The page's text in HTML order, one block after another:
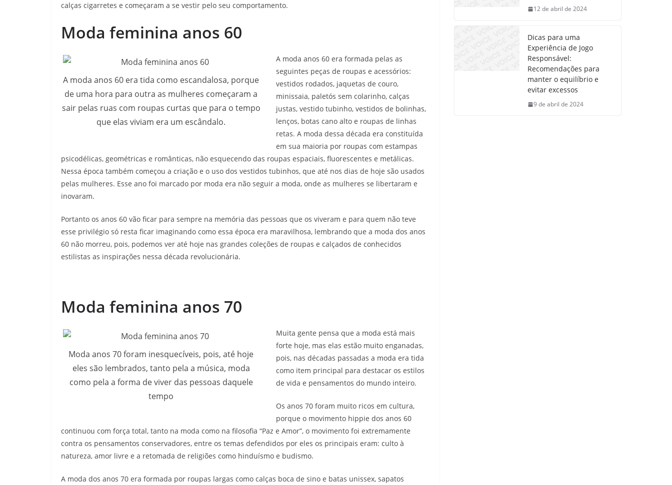
calças cigarretes e começaram a se vestir pelo seu comportamento.
Moda feminina anos 60
A moda anos 60 era tida como escandalosa, porque
de uma hora para outra as mulheres começaram a
sair pelas ruas com roupas curtas que para o tempo
que elas viviam era um escândalo.
A moda anos 60 era formada pelas as
seguintes peças de roupas e acessórios:
vestidos rodados, jaquetas de couro,
minissaia, paletós sem colarinho, calças
justas, vestido tubinho, vestidos de bolinhas,
lenços, botas cano alto e roupas de linhas
retas. A moda dessa década era constituída
em sua maioria por roupas com estampas
psicodélicas, geométricas e românticas, não esquecendo das roupas espaciais, fluorescentes e metálicas.
Nessa época também começou a criação e o uso dos vestidos tubinhos, que até nos dias de hoje são usados
pelas mulheres. Esse ano foi marcado por moda era não seguir a moda, onde as mulheres se libertaram e
inovaram.
Portanto os anos 60 vão ficar para sempre na memória das pessoas que os viveram e para quem não teve
esse privilégio só resta ficar imaginando como essa época era maravilhosa, lembrando que a moda dos anos
60 não morreu, pois, podemos ver até hoje nas grandes coleções de roupas e calçados de conhecidos
estilistas as inspirações nessa década revolucionária.
Moda feminina anos 70
Moda anos 70 foram inesquecíveis, pois, até hoje
eles são lembrados, tanto pela a música, moda
como pela a forma de viver das pessoas daquele
tempo
Muita gente pensa que a moda está mais
forte hoje, mas elas estão muito enganadas,
pois, nas décadas passadas a moda era tida
como item principal para destacar os estilos
de vida e pensamentos do mundo inteiro.
Os anos 70 foram muito ricos em cultura,
porque o movimento hippie dos anos 60
continuou com força total, tanto na moda como na filosofia “Paz e Amor”, o movimento foi extremamente
contra os pensamentos conservadores, entre os temas defendidos por eles os principais eram: culto à
natureza, amor livre e a retomada de religiões como hinduísmo e budismo.
A moda dos anos 70 era formada por roupas largas como calças boca de sino e batas unissex, sapatos
12 de abril de 2024
Dicas para uma
Experiência de Jogo
Responsável:
Recomendações para
manter o equilíbrio e
evitar excessos
9 de abril de 2024